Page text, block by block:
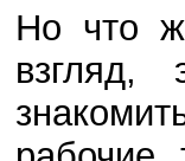
Но что